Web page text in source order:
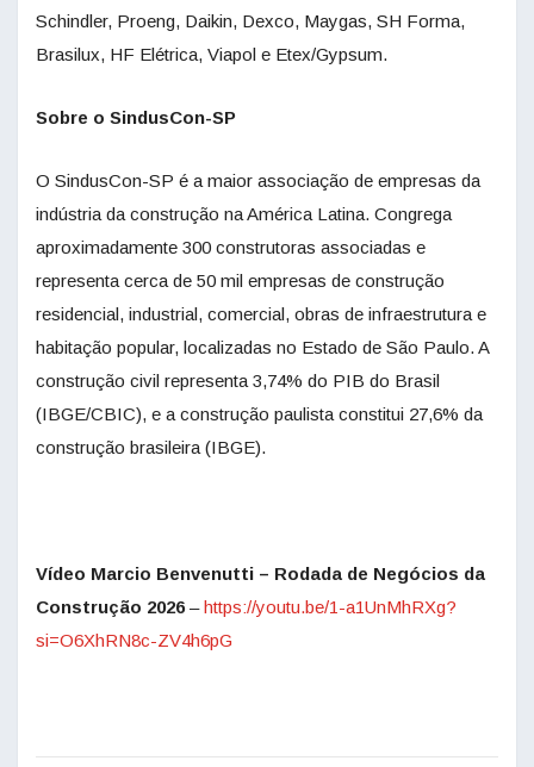
Schindler, Proeng, Daikin, Dexco, Maygas, SH Forma,
Brasilux, HF Elétrica, Viapol e Etex/Gypsum.
Sobre o SindusCon-SP
O SindusCon-SP é a maior associação de empresas da
indústria da construção na América Latina. Congrega
aproximadamente 300 construtoras associadas e
representa cerca de 50 mil empresas de construção
residencial, industrial, comercial, obras de infraestrutura e
habitação popular, localizadas no Estado de São Paulo. A
construção civil representa 3,74% do PIB do Brasil
(IBGE/CBIC), e a construção paulista constitui 27,6% da
construção brasileira (IBGE).
Vídeo Marcio Benvenutti – Rodada de Negócios da
Construção 2026–https://youtu.be/1-a1UnMhRXg?
si=O6XhRN8c-ZV4h6pG